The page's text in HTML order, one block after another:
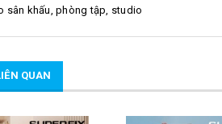
sân khấu, phòng tập, studio
QUAN